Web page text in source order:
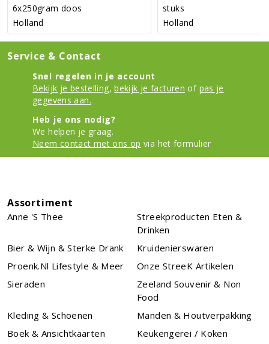
6x250gram doos
Holland
stuks
Holland
Service & Contact
Snel regelen in je account
Bekijk je bestelling, bekijk je facturen of pas je
gegevens aan.
Heb je ons nodig?
We helpen je graag.
Neem contact met ons op via het formulier
Assortiment
Anne 's Thee
Streekproducten Eten &
Drinken
Bier & Wijn & Sterke Drank
Kruidenierswaren
Proenk.nl Lifestyle & Meer
Onze StreeK Artikelen
Sieraden
Zeeland Souvenir & Non
Food
Kleding & Schoenen
Manden & Houtverpakking
Boek & Ansichtkaarten
Keukengerei / Koken